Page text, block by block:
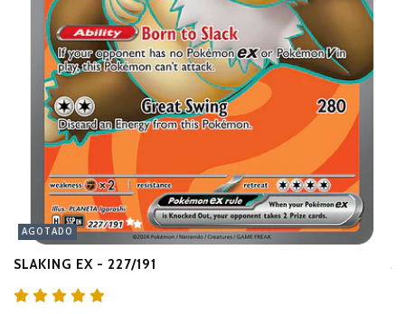
AGOTADO
SLAKING EX - 227/191